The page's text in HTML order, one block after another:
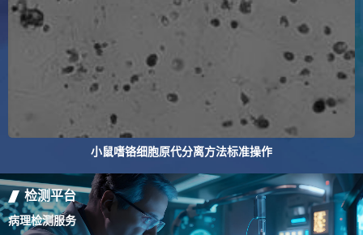
小鼠嗜铬细胞原代分离方法标准操作
检测平台
病理检测服务